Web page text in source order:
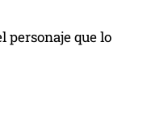
personaje que lo